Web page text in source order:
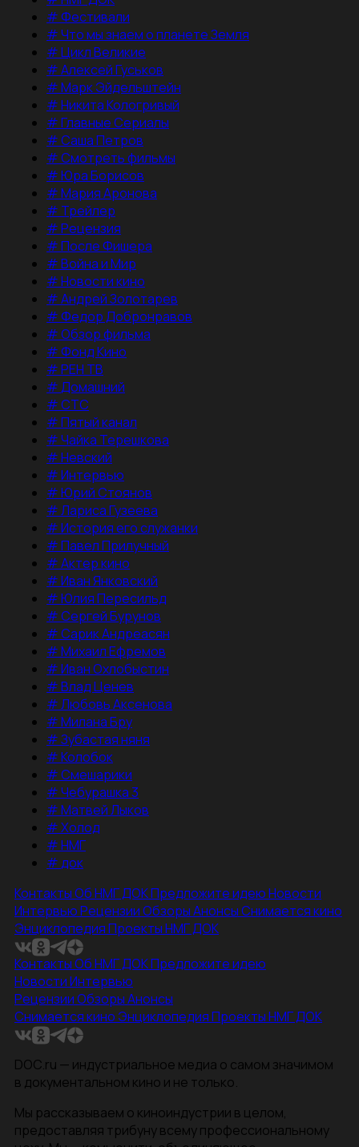
#Фестивали
#Что мы знаем о планете Земля
#Цикл Великие
#Алексей Гуськов
#Марк Эйдельштейн
#Никита Кологривый
#Главные Сериалы
#Саша Петров
#Смотреть фильмы
#Юра Борисов
#Мария Аронова
# Трейлер
#Рецензия
#После Фишера
#Война и Мир
#Новости кино
#Андрей Золотарев
#Федор Добронравов
#Обзор фильма
#Фонд Кино
#РЕН ТВ
#Домашний
#СТС
#Пятый канал
#Чайка Терешкова
#Невский
#Интервью
#Юрий Стоянов
#Лариса Гузеева
#История его служанки
#Павел Прилучный
#Актер кино
#Иван Янковский
#Юлия Пересильд
#Сергей Бурунов
#Сарик Андреасян
#Михаил Ефремов
#Иван Охлобыстин
#Влад Ценев
#Любовь Аксенова
#Милана Бру
#Зубастая няня
#Колобок
#Смешарики
#Чебурашка 3
#Матвей Лыков
#Холод
#НМГ
#док
КонтактыОб НМГ ДОКПредложите идеюНовости
ИнтервьюРецензииОбзорыАнонсыСнимается кино
ЭнциклопедияПроекты НМГ ДОК
КонтактыОб НМГ ДОКПредложите идею
НовостиИнтервью
РецензииОбзорыАнонсы
Снимается кино ЭнциклопедияПроекты НМГ ДОК
DOC.ru — индустриальное медиа о самом значимом
в документальном кино и не только.
Мы рассказываем о киноиндустрии в целом,
предоставляя трибуну всему профессиональному